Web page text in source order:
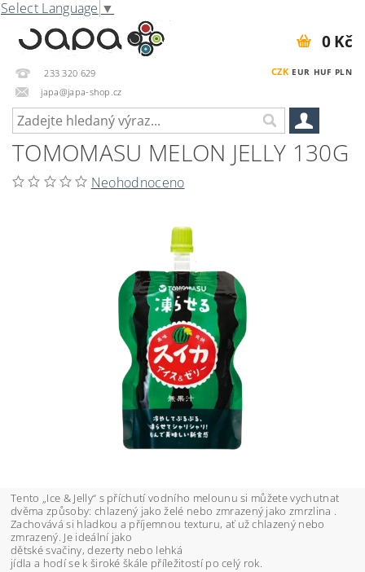
Select Language ▼
233 320 629
japa@japa-shop.cz
CZK EUR HUF PLN
0 Kč
TOMOMASU MELON JELLY 130G
Neohodnoceno
Tento „Ice & Jelly“ s příchutí vodního melounu si můžete vychutnat
dvěma způsoby: chlazený jako želé nebo zmrazený jako zmrzlina .
Zachovává si hladkou a příjemnou texturu, ať už chlazený nebo
zmrazený. Je ideální jako
dětské svačiny, dezerty nebo lehká
jídla a hodí se k široké škále příležitostí po celý rok.